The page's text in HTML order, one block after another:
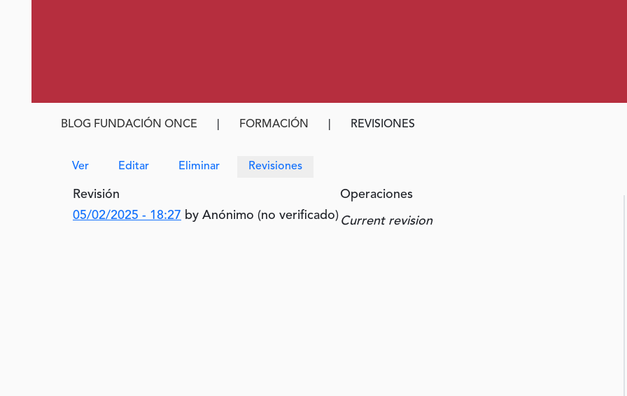
Ruta de navegación
BLOG FUNDACIÓN ONCE FORMACIÓN REVISIONES
Solapas principales
Ver Editar Eliminar Revisiones
Revisión
Operaciones
05/02/2025 - 18:27 by Anónimo (no verificado) Current revision